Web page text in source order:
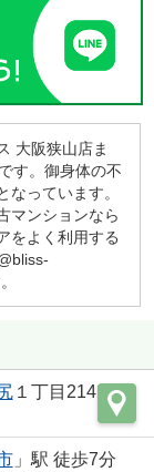
大阪狭山店ま
す。御身体の不
っています。
マンションなら
をよく利用する
１丁目214
」駅 徒歩7分